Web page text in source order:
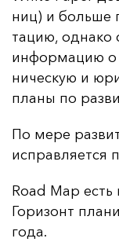
ниц) и боль­ше
та­цию,
ин­фор­ма­цию о
ни­чес­кую и
пла­ны по
По ме­ре
ис­прав­ля­ет­ся
Road Map есть
Го­ри­зонт
го­да.